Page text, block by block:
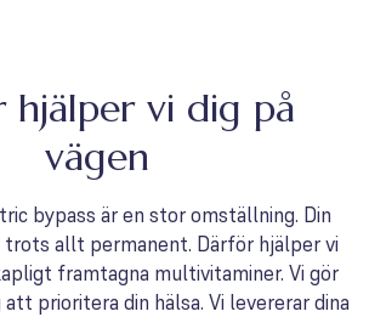
hjälper vi dig på
vägen
bypass är en stor omställning. Din
allt permanent. Därför hjälper vi
framtagna multivitaminer. Vi gör
prioritera din hälsa. Vi levererar dina